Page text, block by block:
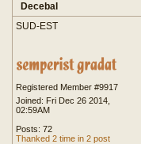
Decebal
SUD-EST
Registered Member #9917
Joined: Fri Dec 26 2014,
02:59AM
Posts: 72
Thanked 2 time in 2 post